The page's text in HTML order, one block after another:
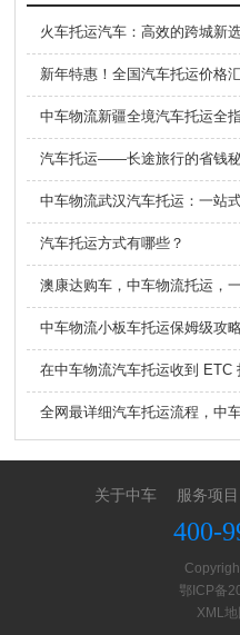
火车托运汽车：高效的跨城新
新年特惠！全国汽车托运价格
中车物流新疆全境汽车托运全
汽车托运——长途旅行的省钱秘
汽车托运方式有哪些？
中车物流小板车托运保姆级攻
在中车物流汽车托运收到 ETC
全网最详细汽车托运流程，中
关于中车 服务项目
400-
鄂ICP备
XML地